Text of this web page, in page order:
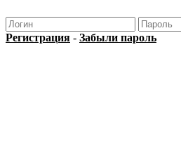
Регистрация - Забыли пароль